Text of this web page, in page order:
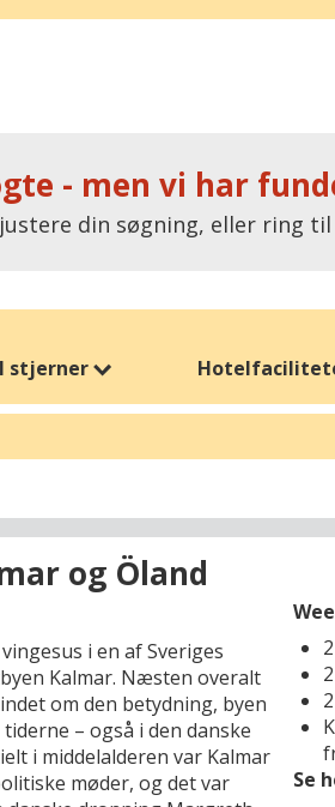
- men vi har
din søgning, eller ring til
stjerner
og Öland
i en af Sveriges
Kalmar. Næsten overalt
om den betydning, byen
– også i den danske
i middelalderen var Kalmar
møder, og det var
Se